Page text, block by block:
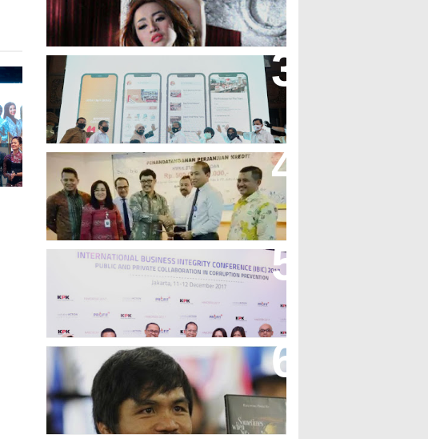
Bandung Great Sale 2020 Go
Online Resmi Dimulai
Bank Bjb Fasilitasi Kredit Modal
Kerja Konstruksi PT Adhi Karya
Keren, Bank BJB Kantongi
Puluhan Penghargaan Sepanjang
2017
Dicibir Di Medsos, Manny
Pacquiao Tegaskan Pendirian
Tolak LGBT